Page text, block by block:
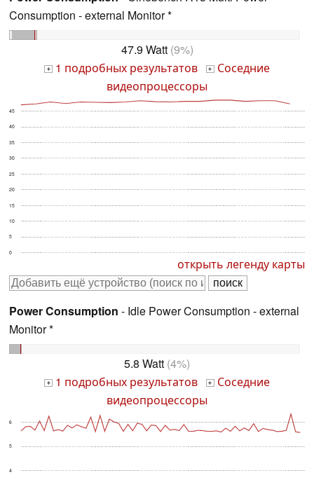
Consumption - external Monitor *
47.9 Watt(9%)
+ 1 подробных результатов + Соседние
видеопроцессоры
0
5
10
15
20
25
30
35
40
45
открыть легенду карты
Power Consumption - Idle Power Consumption - external
Monitor *
5.8 Watt (4%)
+ 1 подробных результатов + Соседние
видеопроцессоры
4
5
6